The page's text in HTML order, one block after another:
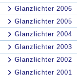
Glanzlichter 2006
Glanzlichter 2005
Glanzlichter 2004
Glanzlichter 2003
Glanzlichter 2002
Glanzlichter 2001